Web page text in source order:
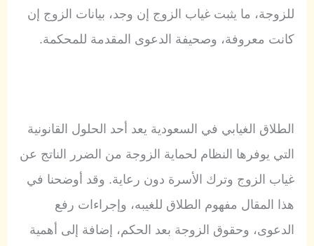
للزوجة، ما يثبت غياب الزوج إن وجد، بيانات الزوج إن
كانت معروفة، وصحيفة الدعوى المقدمة للمحكمة.
الطلاق الغيابي في السعودية يعد أحد الحلول القانونية
التي يوفرها النظام لحماية الزوجة من الضرر الناتج عن
غياب الزوج وترك الأسرة دون رعاية. وقد أوضحنا في
هذا المقال مفهوم الطلاق للغيبه، وإجراءات رفع
الدعوى، وحقوق الزوجة بعد الحكم، إضافة إلى أهمية